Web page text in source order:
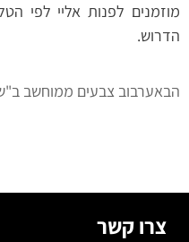
מוזמנים לפנות אליי לפי
הדרוש.
הבאערבוב צבעים ממוחשב
צרו קשר